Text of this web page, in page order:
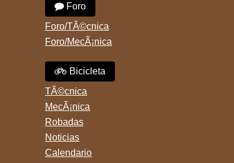
Foro
Foro/TÃ©cnica
Foro/MecÃ¡nica
Bicicleta
TÃ©cnica
MecÃ¡nica
Robadas
Noticias
Calendario